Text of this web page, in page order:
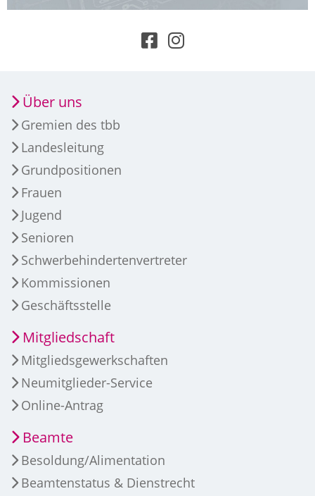
Über uns
Gremien des tbb
Landesleitung
Grundpositionen
Frauen
Jugend
Senioren
Schwerbehindertenvertreter
Kommissionen
Geschäftsstelle
Mitgliedschaft
Mitgliedsgewerkschaften
Neumitglieder-Service
Online-Antrag
Beamte
Besoldung/Alimentation
Beamtenstatus & Dienstrecht